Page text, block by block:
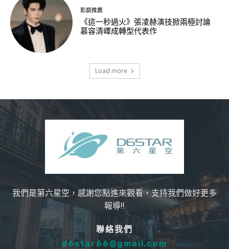
影劇推薦
《這一秒過火》張凌赫演技掀兩極討論
慕容清嶧成轉型代表作
Load more
我們是第六星空，感謝您點進來觀看，支持我們做好更多
報導!!
聯絡我們
d6star66@gmail.com